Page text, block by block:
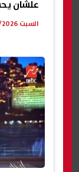
علشان
السبت 06/06/2026 11:01 ص